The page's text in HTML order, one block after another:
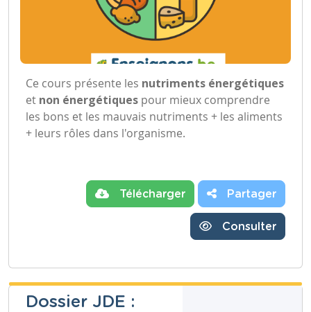
Ce cours présente les nutriments énergétiques
et non énergétiques pour mieux comprendre
les bons et les mauvais nutriments + les aliments
+ leurs rôles dans l'organisme.
Télécharger Partager
Consulter
Dossier JDE :